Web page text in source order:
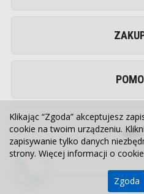
VET
Klikając “Zgoda” akceptujesz
cookie na twoim urządzeniu.
zapisywanie tylko danych
strony. Więcej informacji o
Zgoda